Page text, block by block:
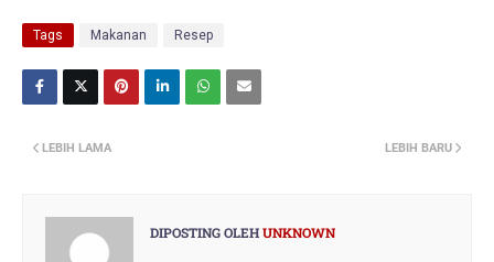
Tags Makanan Resep
LEBIH BARU
LEBIH LAMA
DIPOSTING OLEHUNKNOWN